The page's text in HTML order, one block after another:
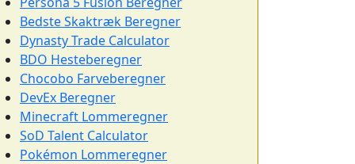
Bedste Skaktræk Beregner
Dynasty Trade Calculator
BDO Hesteberegner
Chocobo Farveberegner
DevEx Beregner
Minecraft Lommeregner
SoD Talent Calculator
Pokémon Lommeregner